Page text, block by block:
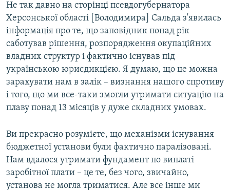
Не так давно на сторінці псевдогубернатора
Херсонської області [Володимира] Сальда з'явилась
інформація про те, що заповідник понад рік
саботував рішення, розпорядження окупаційних
владних структур і фактично існував під
українською юрисдикцією. Я думаю, що це можна
зарахувати нам в залік – визнання нашого спротиву
і того, що ми все-таки змогли утримати ситуацію на
плаву понад 13 місяців у дуже складних умовах.
Ви прекрасно розумієте, що механізми існування
бюджетної установи були фактично паралізовані.
Нам вдалося утримати фундамент по виплаті
заробітної плати – це те, без чого, звичайно,
установа не могла триматися. Але все інше ми